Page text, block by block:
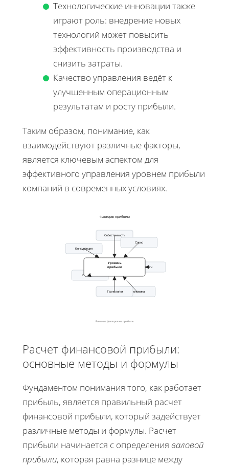
Технологические инновации также
играют роль: внедрение новых
технологий может повысить
эффективность производства и
снизить затраты.
Качество управления ведёт к
улучшенным операционным
результатам и росту прибыли.
Таким образом, понимание, как
взаимодействуют различные факторы,
является ключевым аспектом для
эффективного управления уровнем прибыли
компаний в современных условиях.
Факторы прибыли
Себестоимость
Спрос
Налоги
Экономика
Технологии
Управление
Конкуренция
Уровень
прибыли
Влияние факторов на прибыль
Расчет финансовой прибыли:
основные методы и формулы
Фундаментом понимания того, как работает
прибыль, является правильный расчет
финансовой прибыли, который задействует
различные методы и формулы. Расчет
прибыли начинается с определения валовой
прибыли, которая равна разнице между